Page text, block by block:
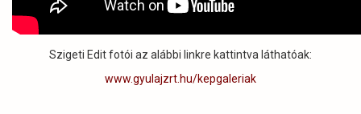
Szigeti Edit fotói az alábbi linkre kattintva láthatóak:
www.gyulajzrt.hu/kepgaleriak